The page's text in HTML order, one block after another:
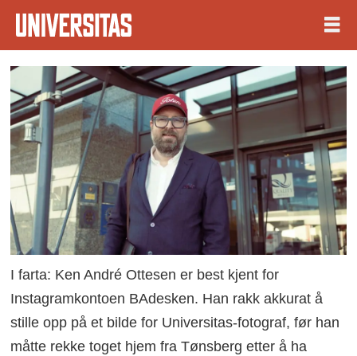
I farta: Ken André Ottesen er best kjent for
Instagramkontoen BAdesken. Han rakk akkurat å
stille opp på et bilde for Universitas-fotograf, før han
måtte rekke toget hjem fra Tønsberg etter å ha